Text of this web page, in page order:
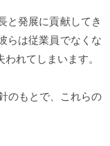
と発展に貢献してき
らは従業員でなくな
れてしまいます。
のもとで、これらの